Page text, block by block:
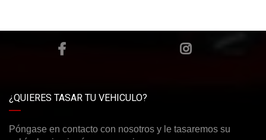
¿QUIERES TASAR TU VEHICULO?
Póngase en contacto con nosotros y le tasaremos su